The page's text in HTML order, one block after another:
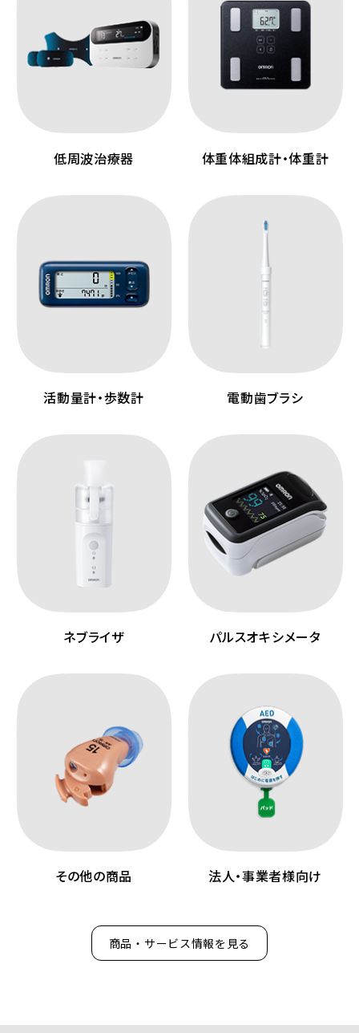
低周波治療器 体重体組成計・体重計
活動量計・歩数計 電動歯ブラシ
ネブライザ パルスオキシメータ
その他の商品 法人・事業者様向け
商品・サービス情報を見る